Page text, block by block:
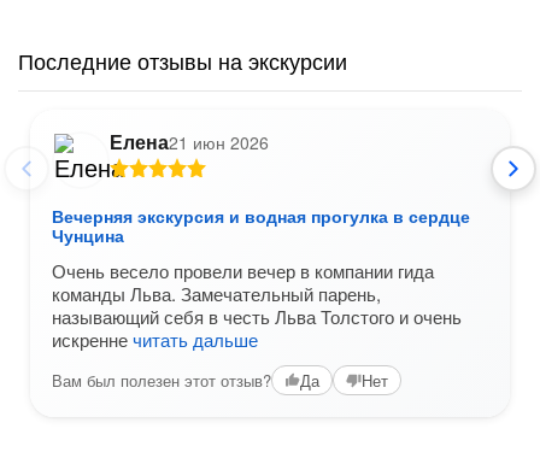
Последние отзывы на экскурсии
Елена21 июн 2026
Вечерняя экскурсия и водная прогулка в сердце
Чунцина
Очень весело провели вечер в компании гида
команды Льва. Замечательный парень,
называющий себя в честь Льва Толстого и очень
искреннечитать дальше
Вам был полезен этот отзыв? Да Нет